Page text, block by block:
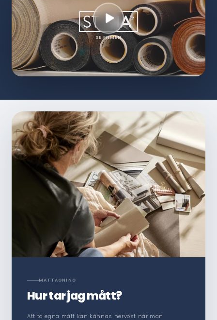
SE FILMEN
MÄTTAGNING
Hur tar jag mått?
Att ta egna mått kan kännas nervöst när man